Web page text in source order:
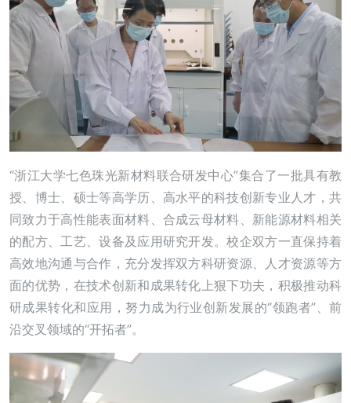
“浙江大学七色珠光新材料联合研发中心”集合了一批具有教
授、博士、硕士等高学历、高水平的科技创新专业人才，共
同致力于高性能表面材料、合成云母材料、新能源材料相关
的配方、工艺、设备及应用研究开发。校企双方一直保持着
高效地沟通与合作，充分发挥双方科研资源、人才资源等方
面的优势，在技术创新和成果转化上狠下功夫，积极推动科
研成果转化和应用，努力成为行业创新发展的“领跑者”、前
沿交叉领域的“开拓者”。